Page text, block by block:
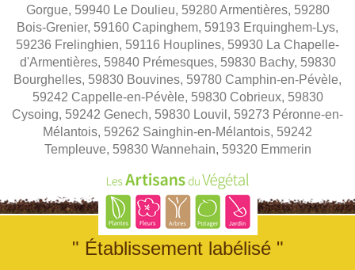
Gorgue, 59940 Le Doulieu, 59280 Armentières, 59280
Bois-Grenier, 59160 Capinghem, 59193 Erquinghem-Lys,
59236 Frelinghien, 59116 Houplines, 59930 La Chapelle-
d'Armentières, 59840 Prémesques, 59830 Bachy, 59830
Bourghelles, 59830 Bouvines, 59780 Camphin-en-Pévèle,
59242 Cappelle-en-Pévèle, 59830 Cobrieux, 59830
Cysoing, 59242 Genech, 59830 Louvil, 59273 Péronne-en-
Mélantois, 59262 Sainghin-en-Mélantois, 59242
Templeuve, 59830 Wannehain, 59320 Emmerin
" Établissement labélisé "